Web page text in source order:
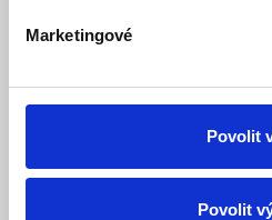
Marketingové
Povolit
Povolit
LED průmyslová